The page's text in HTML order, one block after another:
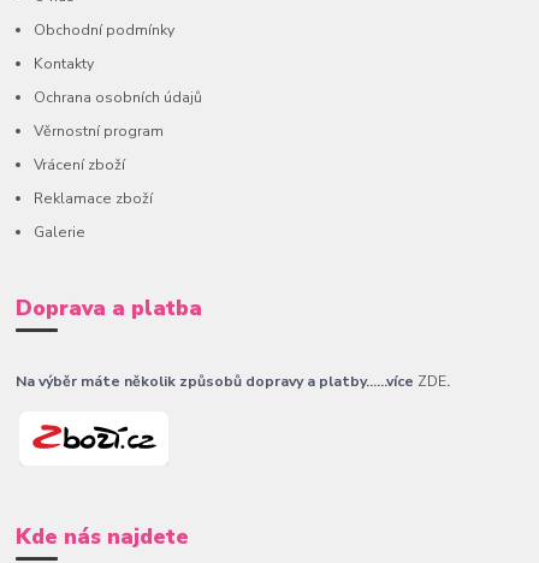
Obchodní podmínky
Kontakty
Ochrana osobních údajů
Věrnostní program
Vrácení zboží
Reklamace zboží
Galerie
Doprava a platba
Na výběr máte několik způsobů dopravy a platby......více ZDE.
Kde nás najdete